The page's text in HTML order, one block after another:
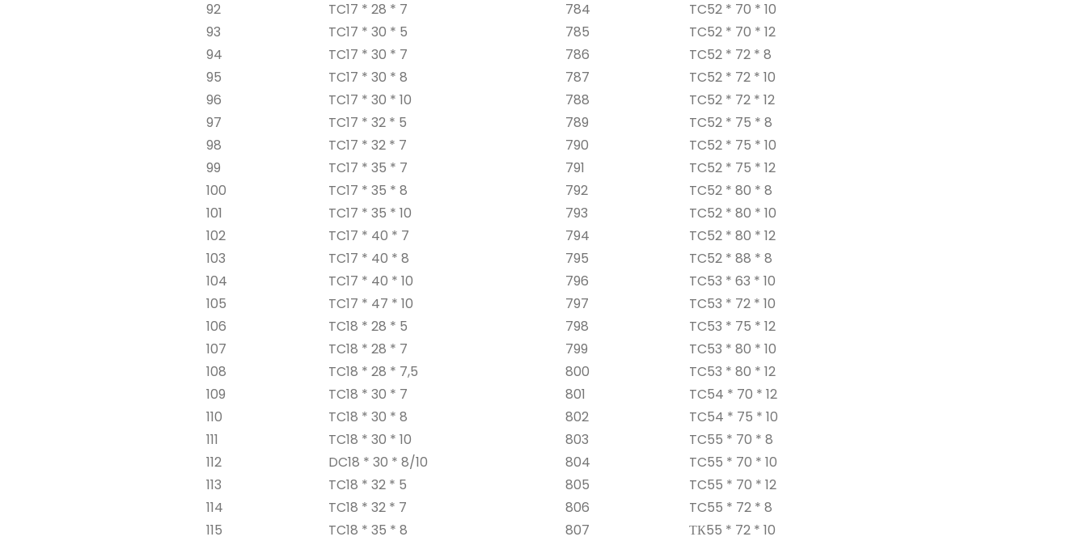
92
TC17 * 28 * 7 784
TC52 * 70 * 10
93
TC17 * 30 * 5 785
TC52 * 70 * 12
94
TC17 * 30 * 7 786
TC52 * 72 * 8
95
TC17 * 30 * 8 787
TC52 * 72 * 10
96
TC17 * 30 * 10 788
TC52 * 72 * 12
97
TC17 * 32 * 5 789
TC52 * 75 * 8
98
TC17 * 32 * 7 790
TC52 * 75 * 10
99
TC17 * 35 * 7 791
TC52 * 75 * 12
100
TC17 * 35 * 8 792
TC52 * 80 * 8
101
TC17 * 35 * 10 793
TC52 * 80 * 10
102
TC17 * 40 * 7 794
TC52 * 80 * 12
103
TC17 * 40 * 8 795
TC52 * 88 * 8
104
TC17 * 40 * 10 796
TC53 * 63 * 10
105
TC17 * 47 * 10 797
TC53 * 72 * 10
106
TC18 * 28 * 5 798
TC53 * 75 * 12
107
TC18 * 28 * 7 799
TC53 * 80 * 10
108
TC18 * 28 * 7,5 800
TC53 * 80 * 12
109
TC18 * 30 * 7 801
TC54 * 70 * 12
110
TC18 * 30 * 8 802
TC54 * 75 * 10
111
TC18 * 30 * 10 803
TC55 * 70 * 8
112
DC18 * 30 * 8/10 804
TC55 * 70 * 10
113
TC18 * 32 * 5 805
TC55 * 70 * 12
114
TC18 * 32 * 7 806
TC55 * 72 * 8
115
TC18 * 35 * 8 807 ТК55 * 72 * 10